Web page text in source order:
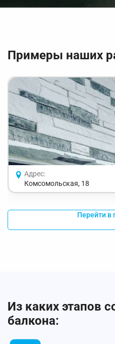
Примеры наших
Адрес:
Комсомольская, 18
Перейти в
Из каких этапов
балкона: